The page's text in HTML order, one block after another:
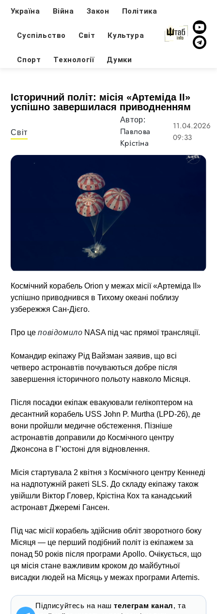
Україна Війна Закон Політика
Суспільство Світ Культура
Спорт Технології Думки
Історичний політ: місія «Артеміда II»
успішно завершилася приводненням
Світ
Автор:
Павлова
Крістіна
11.04.2026
09:33
Космічний корабель Orion у межах місії «Артеміда II»
успішно приводнився в Тихому океані поблизу
узбережжя Сан-Дієго.
Про цеповідомило NASA під час прямої трансляції.
Командир екіпажу Рід Вайзман заявив, що всі
четверо астронавтів почуваються добре після
завершення історичного польоту навколо Місяця.
Після посадки екіпаж евакуювали гелікоптером на
десантний корабель USS John P. Murtha (LPD-26), де
вони пройшли медичне обстеження. Пізніше
астронавтів доправили до Космічного центру
Джонсона в Г’юстоні для відновлення.
Місія стартувала 2 квітня з Космічного центру Кеннеді
на надпотужній ракеті SLS. До складу екіпажу також
увійшли Віктор Гловер, Крістіна Кох та канадський
астронавт Джеремі Гансен.
Під час місії корабель здійснив обліт зворотного боку
Місяця — це перший подібний політ із екіпажем за
понад 50 років після програми Apollo. Очікується, що
ця місія стане важливим кроком до майбутньої
висадки людей на Місяць у межах програми Artemis.
Підписуйтесь на наштелеграм канал, та